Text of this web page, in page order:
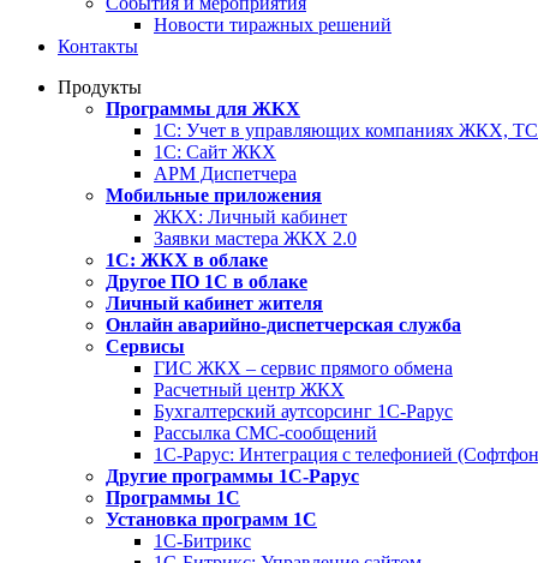
Новости тиражных решений
Контакты
Продукты
Программы для ЖКХ
1С: Учет в управляющих компаниях ЖКХ,
1С: Сайт ЖКХ
АРМ Диспетчера
Мобильные приложения
ЖКХ: Личный кабинет
Заявки мастера ЖКХ 2.0
1С: ЖКХ в облаке
Другое ПО 1С в облаке
Личный кабинет жителя
Онлайн аварийно-диспетчерская служба
Сервисы
ГИС ЖКХ – сервис прямого обмена
Расчетный центр ЖКХ
Бухгалтерский аутсорсинг 1С-Рарус
Рассылка СМС-сообщений
1С-Рарус: Интеграция с телефонией
Другие программы 1С-Рарус
Программы 1С
Установка программ 1С
1С-Битрикс